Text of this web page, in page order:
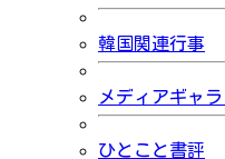
韓国関連行事
メディアギャ
ひとこと書評